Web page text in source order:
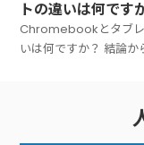
トの違いは何です
Chromebookとタブ
いは何ですか？ 結論か
トは「タッチ操作中心
バイス」です。文字入